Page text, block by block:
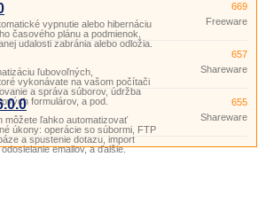
vypnutie alebo hibernáciu
časového plánu a podmienok,
udalosti zabránia alebo odložia.
669
Freeware
ľubovoľných,
vykonávate na vašom počítači
a správa súborov, údržba
formulárov, a pod.
657
Shareware
môžete ľahko automatizovať
úkony: operácie so súbormi, FTP
a spustenie dotazu, import
emailov, a ďalšie.
655
Shareware